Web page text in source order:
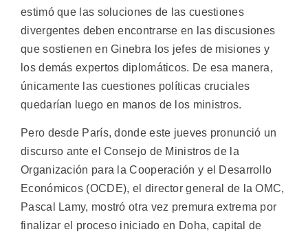
estimó que las soluciones de las cuestiones
divergentes deben encontrarse en las discusiones
que sostienen en Ginebra los jefes de misiones y
los demás expertos diplomáticos. De esa manera,
únicamente las cuestiones políticas cruciales
quedarían luego en manos de los ministros.
Pero desde París, donde este jueves pronunció un
discurso ante el Consejo de Ministros de la
Organización para la Cooperación y el Desarrollo
Económicos (OCDE), el director general de la OMC,
Pascal Lamy, mostró otra vez premura extrema por
finalizar el proceso iniciado en Doha, capital de